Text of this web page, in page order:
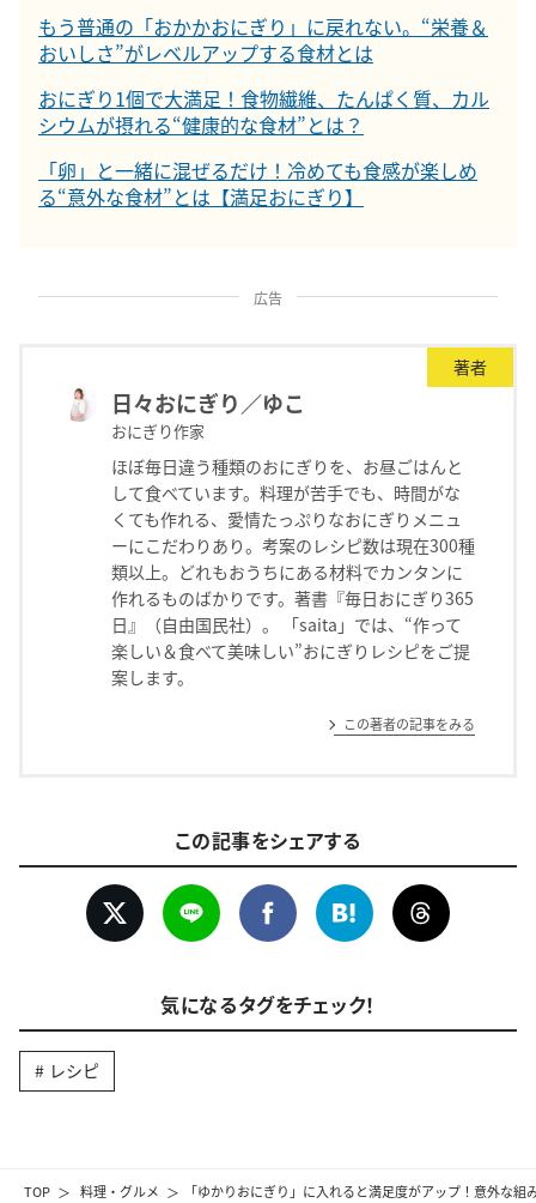
TOP 料理・グルメ 「ゆかりおにぎり」に入れると満足度がアップ！意外な
もう普通の「おかかおにぎり」に戻れない。“栄養＆
おいしさ”がレベルアップする食材とは
おにぎり1個で大満足！食物繊維、たんぱく質、カル
シウムが摂れる“健康的な食材”とは？
「卵」と一緒に混ぜるだけ！冷めても食感が楽しめ
る“意外な食材”とは【満足おにぎり】
広告
著者
日々おにぎり／ゆこ
おにぎり作家
ほぼ毎日違う種類のおにぎりを、お昼ごはんと
して食べています。料理が苦手でも、時間がな
くても作れる、愛情たっぷりなおにぎりメニュ
ーにこだわりあり。考案のレシピ数は現在300種
類以上。どれもおうちにある材料でカンタンに
作れるものばかりです。著書『毎日おにぎり365
日』（自由国民社）。 「saita」では、“作って
楽しい＆食べて美味しい”おにぎりレシピをご提
案します。
この著者の記事をみる
この記事をシェアする
気になるタグをチェック！
レシピ